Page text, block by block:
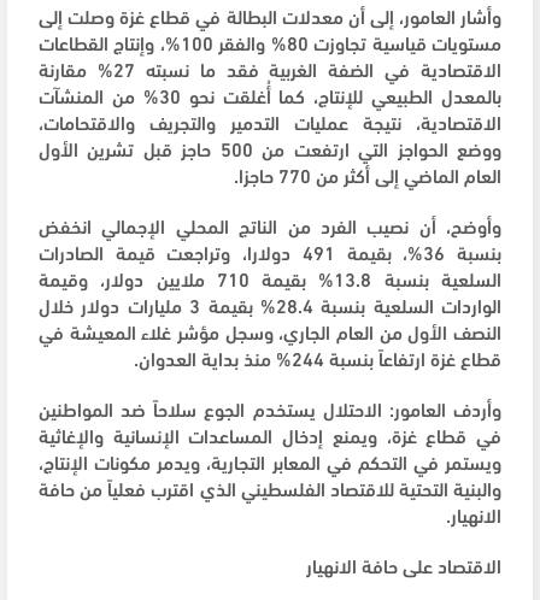
وأشار العامور، إلى أن معدلات البطالة في قطاع غزة وصلت إلى
مستويات قياسية تجاوزت 80% والفقر 100%، وإنتاج القطاعات
الاقتصادية في الضفة الغربية فقد ما نسبته 27% مقارنة
بالمعدل الطبيعي للإنتاج، كما أُغلقت نحو 30% من المنشآت
الاقتصادية، نتيجة عمليات التدمير والتجريف والاقتحامات،
ووضع الحواجز التي ارتفعت من 500 حاجز قبل تشرين الأول
العام الماضي إلى أكثر من 770 حاجزا.
وأوضح، أن نصيب الفرد من الناتج المحلي الإجمالي انخفض
بنسبة 36%، بقيمة 491 دولارا، وتراجعت قيمة الصادرات
السلعية بنسبة 13.8% بقيمة 710 ملايين دولار، وقيمة
الواردات السلعية بنسبة 28.4% بقيمة 3 مليارات دولار خلال
النصف الأول من العام الجاري، وسجل مؤشر غلاء المعيشة في
قطاع غزة ارتفاعاً بنسبة 244% منذ بداية العدوان.
وأردف العامور: الاحتلال يستخدم الجوع سلاحاً ضد المواطنين
في قطاع غزة، ويمنع إدخال المساعدات الإنسانية والإغاثية
ويستمر في التحكم في المعابر التجارية، ويدمر مكونات الإنتاج،
والبنية التحتية للاقتصاد الفلسطيني الذي اقترب فعلياً من حافة
الانهيار.
الاقتصاد على حافة الانهيار